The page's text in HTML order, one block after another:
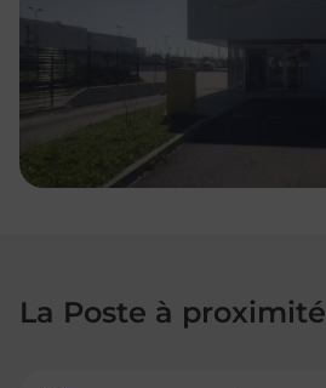
La Poste à proximité